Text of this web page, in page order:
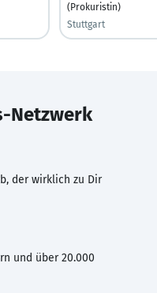
(Prokuristin)
Stuttgart
Netzwerk
der wirklich zu Dir
und über 20.000